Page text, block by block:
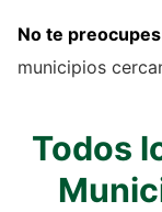
No te
municipios
Todos